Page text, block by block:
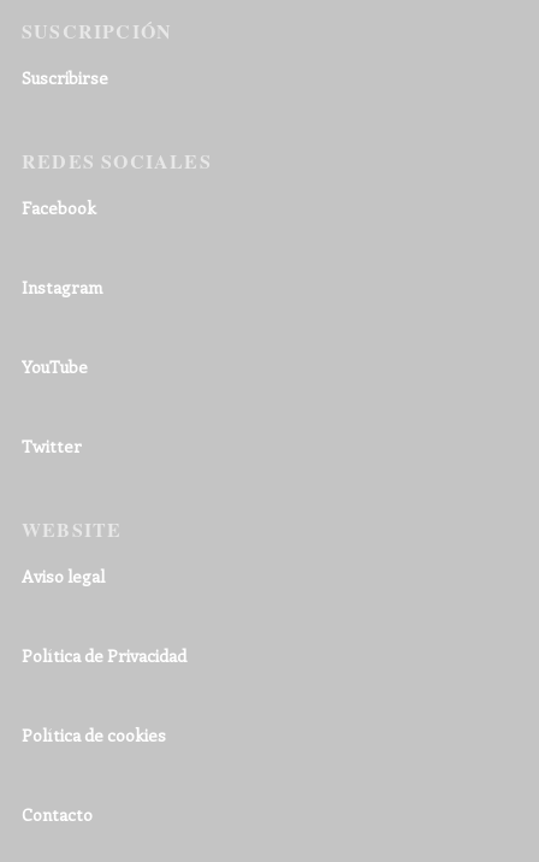
SUSCRIPCIÓN
Suscribirse
REDES SOCIALES
Facebook
Instagram
YouTube
Twitter
WEBSITE
Aviso legal
Política de Privacidad
Política de cookies
Contacto